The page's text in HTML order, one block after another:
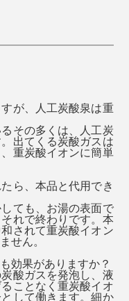
肌から血管に吸収さ
を高めて、血流をす
りや、暑苦しさは、
とクエン酸をそのま
酸湯”です。
、いちどに3錠使う
税抜）。
が、人工炭酸泉は重
その多くは、人工炭
出てくる炭酸ガスは
重炭酸イオンに簡単
ら、本品と代用でき
ても、お湯の表面で
れで終わりです。本
されて重炭酸イオン
せん。
効果がありますか？
酸ガスを発泡し、液
ことなく重炭酸イオ
して働きます。細か